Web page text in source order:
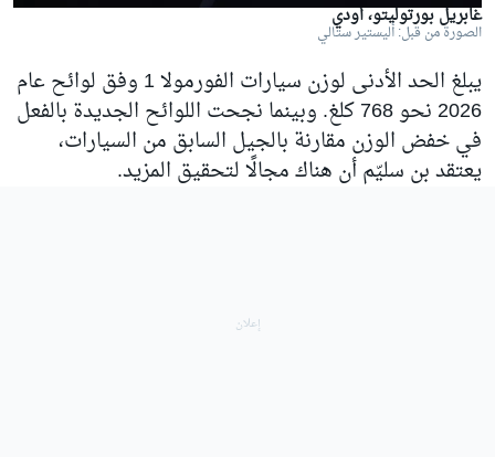
غابريل بورتوليتو، أودي
الصورة من قبل: أليستير ستالي
يبلغ الحد الأدنى لوزن سيارات الفورمولا 1 وفق لوائح عام
2026 نحو 768 كلغ. وبينما نجحت اللوائح الجديدة بالفعل
في خفض الوزن مقارنة بالجيل السابق من السيارات،
يعتقد بن سليّم أن هناك مجالًا لتحقيق المزيد.